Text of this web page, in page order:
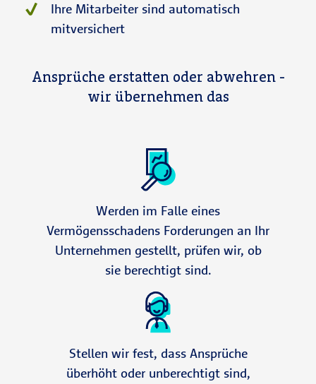
Ihre Mitarbeiter sind automatisch
mitversichert
Ansprüche erstatten oder abwehren -
wir übernehmen das
Werden im Falle eines
Vermögensschadens Forderungen an Ihr
Unternehmen gestellt, prüfen wir, ob
sie berechtigt sind.
Stellen wir fest, dass Ansprüche
überhöht oder unberechtigt sind,